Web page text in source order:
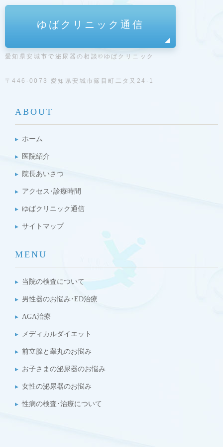
ゆばクリニック通信
愛知県安城市で泌尿器の相談©ゆばクリニック
〒446-0073 愛知県安城市篠目町二タ又24-1
ABOUT
ホーム
医院紹介
院長あいさつ
アクセス･診療時間
ゆばクリニック通信
サイトマップ
MENU
当院の検査について
男性器のお悩み･ED治療
AGA治療
メディカルダイエット
前立腺と睾丸のお悩み
お子さまの泌尿器のお悩み
女性の泌尿器のお悩み
性病の検査･治療について